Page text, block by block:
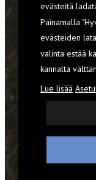
evästeitä
Painamalla
evästeiden
valinta estää
kannalta
Lue lisää